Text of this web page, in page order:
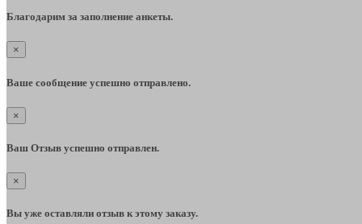
Благодарим за заполнение анкеты.
×
Ваше сообщение успешно отправлено.
×
Ваш Отзыв успешно отправлен.
×
Вы уже оставляли отзыв к этому заказу.